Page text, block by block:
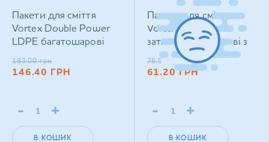
Пакети для сміття
Vortex Double Power
LDPE багатошарові
183.00 грн
146.40 ГРН
- +
В КОШИК
Пакети для сміття
Vortex HDРЕ із
затяжкою фіолетові з
ароматом лаванди 35 л
х 15 шт
76.50
61.20ГРН
- +
В КОШИК